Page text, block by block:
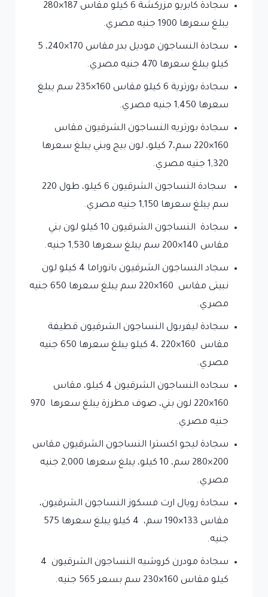
سجادة كابريو مزركشة 6 كيلو مقاس 187×280
يبلغ سعرها 1900 جنيه مصري.
سجادة النساجون موديل بدر مقاس 170×240، 5
كيلو يبلغ سعرها 470 جنيه مصري.
سجادة بورترية 6 كيلو مقاس 160×235 سم يبلغ
سعرها 1,450 جنيه مصري.
سجادة بورتريه النساجون الشرقيون مقاس
160×220 سم،7 كيلو، لون بيج وبني يبلغ سعرها
1,320 جنيه مصري.
سجادة النساجون الشرقيون 6 كيلو، طول 220
سم يبلغ سعرها 1,150 جنيه مصري.
سجادة النساجون الشرقيون 10 كيلو لون بني
مقاس 140×200 سم يبلغ سعرها 1,530 جنيه.
سجاد النساجون الشرقيون بانوراما 4 كيلو لون
نبيتى مقاس 160×220 سم يبلغ سعرها 650 جنيه
مصري.
سجادة ليفربول النساجون الشرقيون قطيفة
مقاس 160×220 ،4 كيلو يبلغ سعرها 650 جنيه
مصري.
سجاده النساجون الشرقيون 4 كيلو، مقاس
160×220 لون بني، صوف مطرزة يبلغ سعرها 970
جنيه مصري.
سجادة ليجو اكسترا النساجون الشرقيون مقاس
200×280 سم، 10 كيلو، يبلغ سعرها 2,000 جنيه
مصري.
سجادة رويال ارت فسكوز النساجون الشرقيون،
مقاس 133×190 سم، 4 كيلو يبلغ سعرها 575
جنيه.
سجادة مودرن كروشيه النساجون الشرقيون 4
كيلو مقاس 160×230 سم بسعر 565 جنيه.